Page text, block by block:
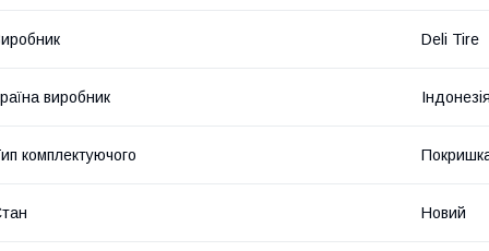
Deli Tire
виробник
комплектуючого
Новий